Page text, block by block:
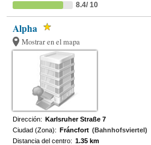
8.4/ 10
Alpha
Mostrar en el mapa
Dirección: Karlsruher Straße 7
Ciudad (Zona): Fráncfort (Bahnhofsviertel)
Distancia del centro: 1.35 km